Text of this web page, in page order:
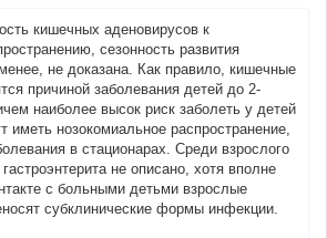
кишечных аденовирусов к
сезонность развития
не доказана. Как правило, кишечные
причиной заболевания детей до 2-
наиболее высок риск заболеть у детей
иметь нозокомиальное распространение,
в стационарах. Среди взрослого
гастроэнтерита не описано, хотя вполне
с больными детьми взрослые
субклинические формы инфекции.